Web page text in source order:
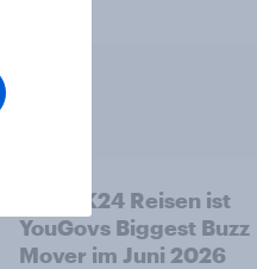
CHECK24 Reisen ist
YouGovs Biggest Buzz
Mover im Juni 2026